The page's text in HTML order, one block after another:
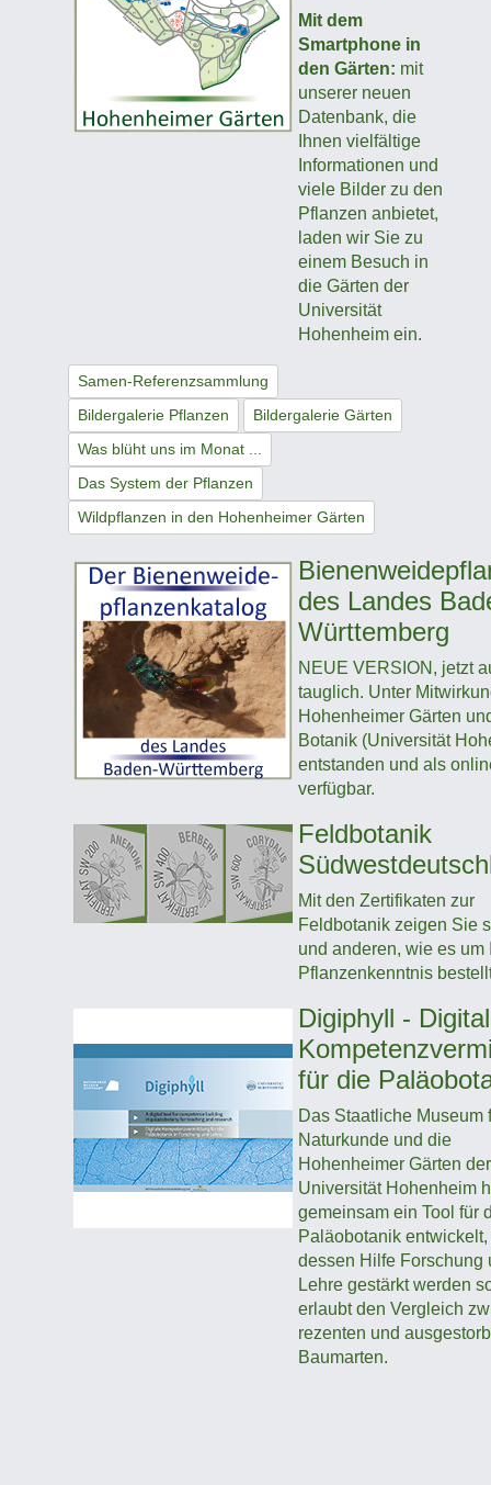
Mit dem
Smartphone in
den Gärten: mit
unserer neuen
Datenbank, die
Ihnen vielfältige
Informationen und
viele Bilder zu den
Pflanzen anbietet,
laden wir Sie zu
einem Besuch in
die Gärten der
Universität
Hohenheim ein.
Samen-Referenzsammlung
Bildergalerie Pflanzen
Bildergalerie Gärten
Was blüht uns im Monat ...
Das System der Pflanzen
Wildpflanzen in den Hohenheimer Gärten
des Landes
Württemberg
NEUE VERSION, jetzt
tauglich. Unter
Hohenheimer Gärten
Botanik (Universität
entstanden und als
verfügbar.
Feldbotanik
Mit den Zertifikaten zur
Feldbotanik zeigen Sie
und anderen, wie es um
Pflanzenkenntnis
Digiphyll -
für die
Das Staatliche Museum
Naturkunde und die
Hohenheimer Gärten der
Universität Hohenheim
gemeinsam ein Tool für
Paläobotanik entwickelt,
dessen Hilfe Forschung
Lehre gestärkt werden
erlaubt den Vergleich
rezenten und
Baumarten.